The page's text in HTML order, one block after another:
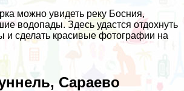
можно увидеть реку Босния,
водопады. Здесь удастся отдохнуть
и сделать красивые фотографии на
Сараево